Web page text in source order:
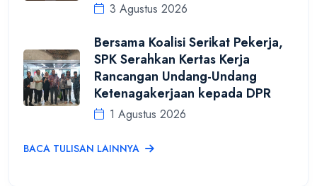
3 Agustus 2026
Bersama Koalisi Serikat Pekerja,
SPK Serahkan Kertas Kerja
Rancangan Undang-Undang
Ketenagakerjaan kepada DPR
1 Agustus 2026
BACA TULISAN LAINNYA